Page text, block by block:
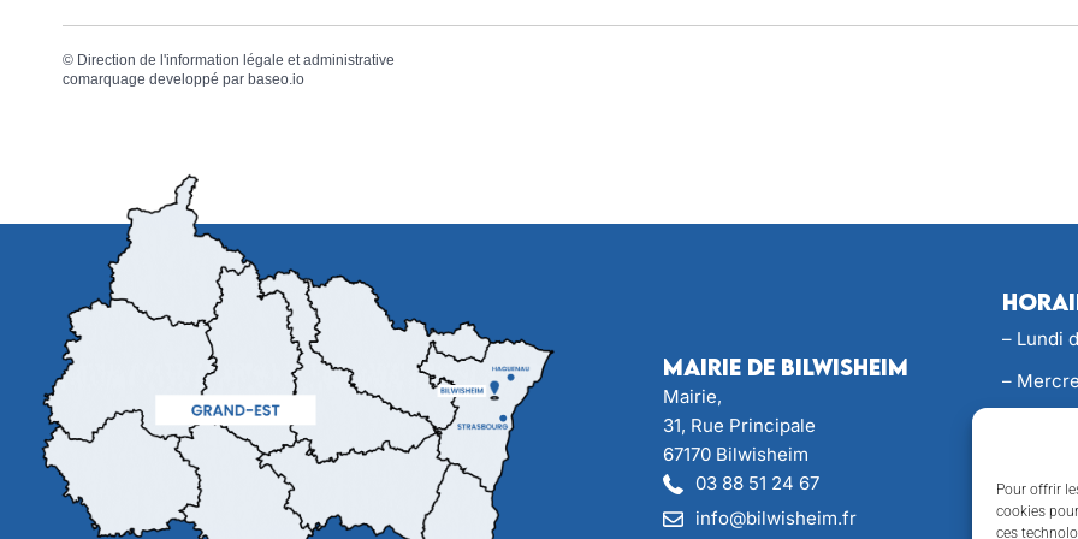
Pour offrir
cookies
ces
© Direction de l'information légale et administrative
comarquage developpé par baseo.io
Mairie de Bilwisheim
Mairie,
31, Rue Principale
67170 Bilwisheim
03 88 51 24 67
info@bilwisheim.fr
– Lundi
–
Samedi